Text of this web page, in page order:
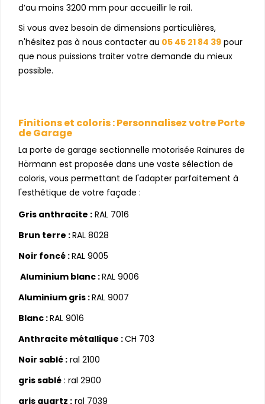
d’au moins 3200 mm pour accueillir le rail.
Si vous avez besoin de dimensions particulières,
n'hésitez pas à nous contacter au 05 45 21 84 39 pour
que nous puissions traiter votre demande du mieux
possible.
Finitions et coloris : Personnalisez votre Porte
de Garage
La porte de garage sectionnelle motorisée Rainures de
Hörmann est proposée dans une vaste sélection de
coloris, vous permettant de l'adapter parfaitement à
l'esthétique de votre façade :
Gris anthracite : RAL 7016
Brun terre : RAL 8028
Noir foncé : RAL 9005
Aluminium blanc : RAL 9006
Aluminium gris : RAL 9007
Blanc : RAL 9016
Anthracite métallique : CH 703
Noir sablé : ral 2100
gris sablé : ral 2900
gris quartz : ral 7039